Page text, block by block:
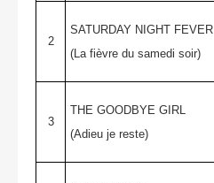
2
SATURDAY NIGHT FEVER
(La fièvre du samedi soir)
3
THE GOODBYE GIRL
(Adieu je reste)